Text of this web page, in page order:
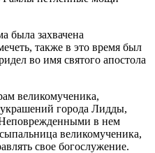
была захвачена
также в это время был
во имя святого апостола
великомученика,
города Лидды,
в нем
великомученика,
свое богослужение.